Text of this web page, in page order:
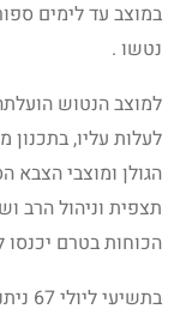
במוצב עד לימים
נטשו .
למוצב הנטוש
לעלות עליו,
הגולן ומוצבי הצבא
תצפית וניהול הרב
הכוחות בטרם יכנסו